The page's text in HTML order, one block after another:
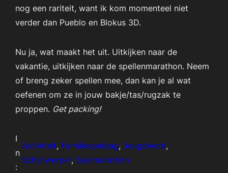
nog een rariteit, want ik kom momenteel niet
verder dan Pueblo en Blokus 3D.
Nu ja, wat maakt het uit. Uitkijken naar de
vakantie, uitkijken naar de spellenmarathon. Neem
of breng zeker spellen mee, dan kan je al wat
oefenen om ze in jouw bakje/tas/rugzak te
proppen. Get packing!
I
n
:
Activiteit, Familiespeldag, Jeugdwerk
Schijnwerper, Spelmarathon